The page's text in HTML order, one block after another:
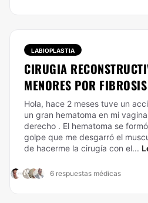
LABIOPLASTIA
CIRUGIA
MENORES POR FIBROSIS
Hola, hace 2 meses tuve un
un gran hematoma en mi
derecho . El hematoma se
golpe que me desgarró el
de hacerme la cirugía con el...
6 respuestas médicas